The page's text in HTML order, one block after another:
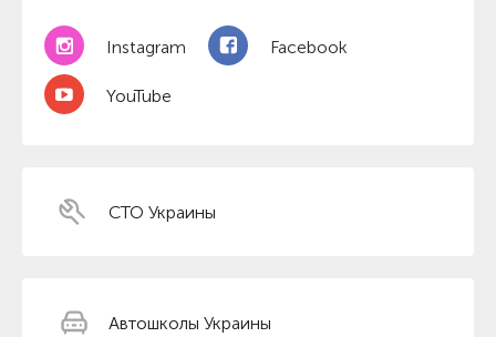
Instagram Facebook
YouTube
СТО Украины
Автошколы Украины